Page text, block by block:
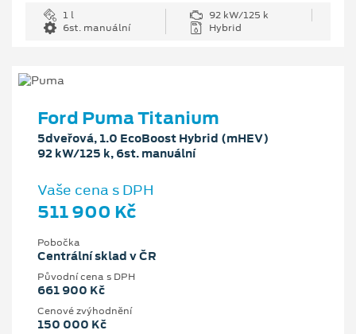
1 l
92 kW/125 k
6st. manuální
Hybrid
Ford Puma Titanium
5dveřová, 1.0 EcoBoost Hybrid (mHEV)
92 kW/125 k, 6st. manuální
Vaše cena s DPH
511 900 Kč
Pobočka
Centrální sklad v ČR
Původní cena s DPH
661 900 Kč
Cenové zvýhodnění
150 000 Kč